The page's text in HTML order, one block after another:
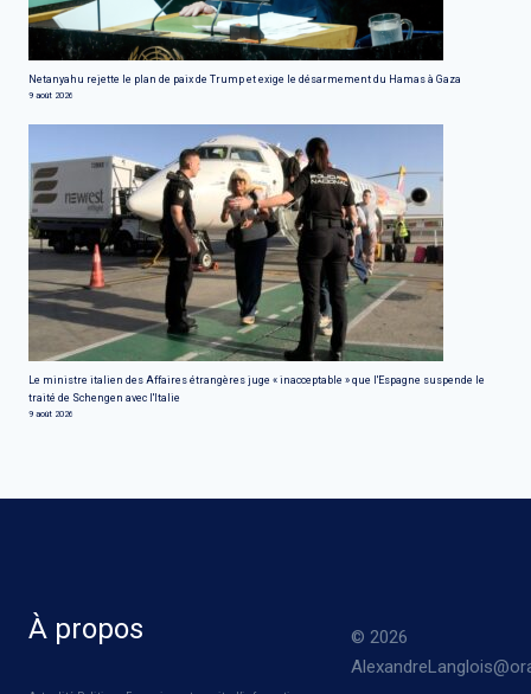
Netanyahu rejette le plan de paix de Trump et exige le désarmement du Hamas à Gaza
9 août 2026
Le ministre italien des Affaires étrangères juge « inacceptable » que l'Espagne suspende le
traité de Schengen avec l'Italie
9 août 2026
À propos
© 2026